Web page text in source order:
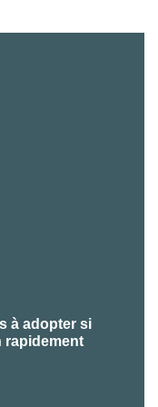
à adopter si
rapidement